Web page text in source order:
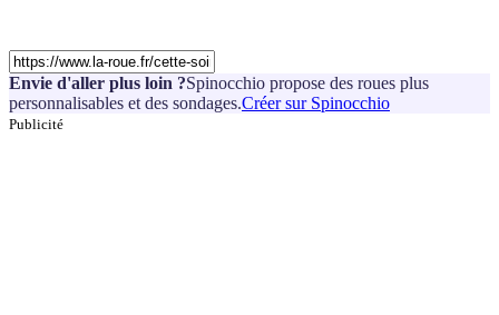
Envie d'aller plus loin ?Spinocchio propose des roues plus
personnalisables et des sondages.Créer sur Spinocchio
Publicité